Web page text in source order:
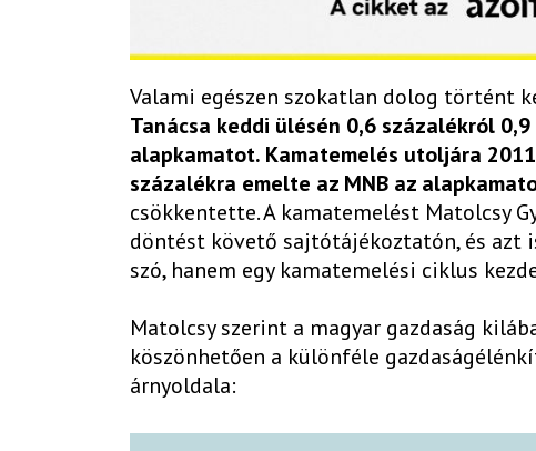
Valami egészen szokatlan dolog történt
Tanácsa keddi ülésén 0,6 százalékról
alapkamatot. Kamatemelés utoljára
százalékra emelte az MNB az
csökkentette. A kamatemelést Matolcsy
döntést követő sajtótájékoztatón, és azt
szó, hanem egy kamatemelési ciklus
Matolcsy szerint a magyar gazdaság
köszönhetően a különféle
árnyoldala: